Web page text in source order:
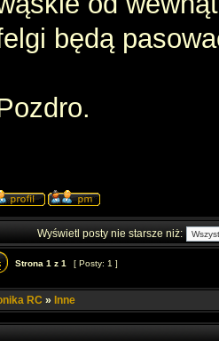
będą
Wyświetl posty nie starsze niż:
Strona 1 z 1 [ Posty: 1 ]
RC » Inne